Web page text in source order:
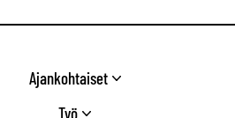
Ajankohtaiset
Työ